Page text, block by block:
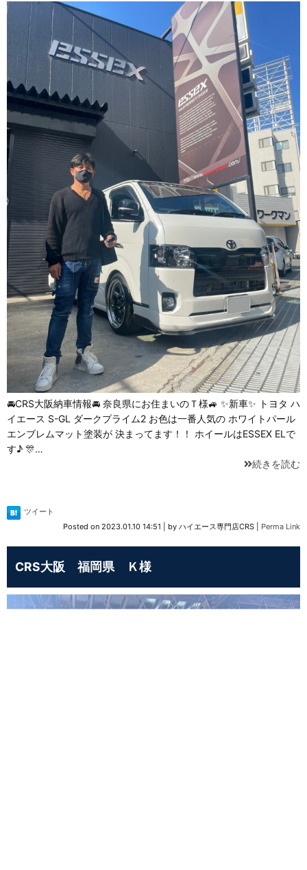
🚘CRS大阪納車情報🚘 奈良県にお住まいのＴ様🚙 ✨新車✨ トヨタ ハ
イエース S-GL ダークプライム2 お色は一番人気の ホワイトパール
エンブレムマット塗装が 決まってます！！ ホイールはESSEX ELで
す♪ 🎊…
続きを読む
ツイート
Posted on 2023.01.10 14:51 by ハイエース専門店CRS Perma Link
CRS大阪 福岡県 Ｋ様